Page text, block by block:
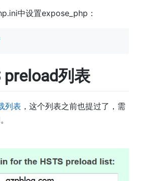
中设置expose_php：
preload列表
列表 ，这个列表之前也提过了，需